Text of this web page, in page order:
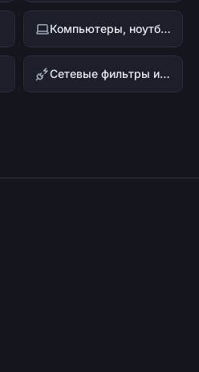
Компьютеры, ноутбуки и офисная техника
Сетевые фильтры и стабилизаторы напряжения